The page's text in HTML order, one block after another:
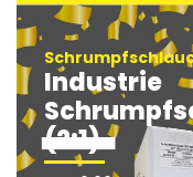
Industrie
(2:1)